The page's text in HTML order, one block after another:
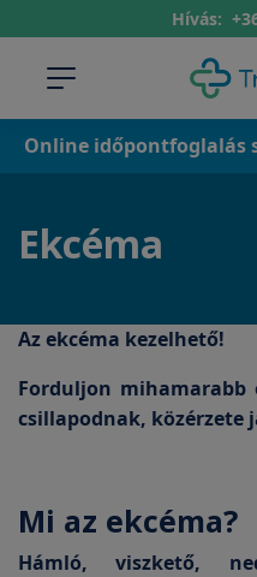
Hívás:
Online időpontfoglalás
Ekcéma
Az ekcéma kezelhető!
Forduljon mihamarabb
csillapodnak, közérzete
Mi az ekcéma?
Hámló, viszkető,